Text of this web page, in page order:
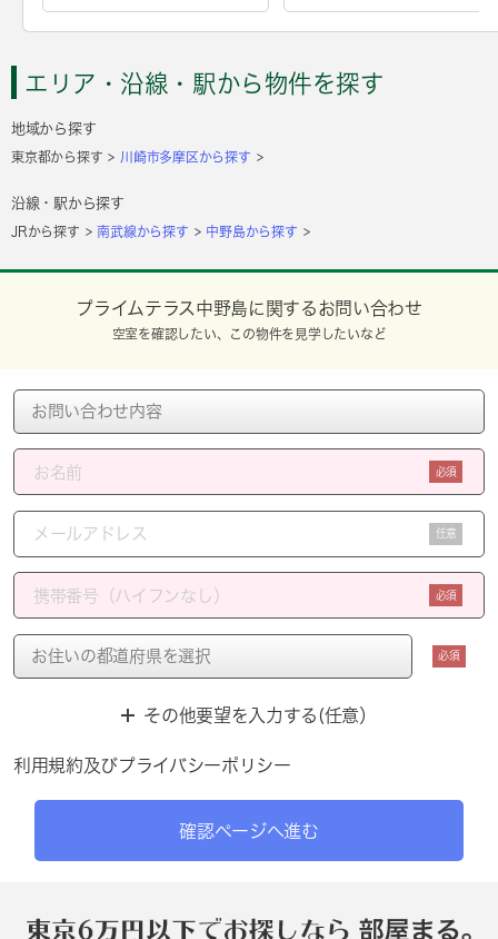
エリア・沿線・駅から物件を探す
地域から探す
東京都から探す 川崎市多摩区から探す
沿線・駅から探す
JRから探す 南武線から探す 中野島から探す
プライムテラス中野島に関するお問い合わせ
空室を確認したい、この物件を見学したいなど
必須
任意
必須
必須
その他要望を入力する(任意）
利用規約及びプライバシーポリシー
確認ページへ進む